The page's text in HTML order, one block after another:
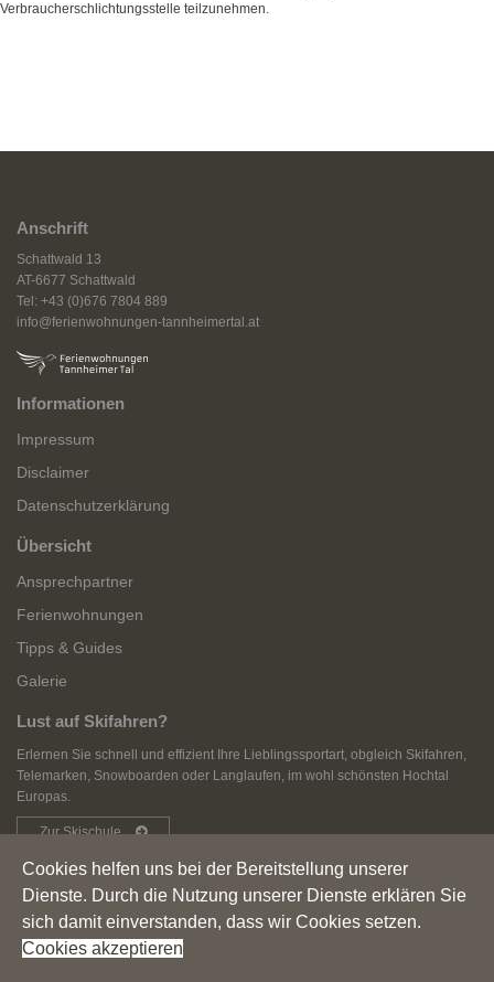
Verbraucherschlichtungsstelle teilzunehmen.
Anschrift
Schattwald 13
AT-6677 Schattwald
Tel: +43 (0)676 7804 889
info@ferienwohnungen-tannheimertal.at
Informationen
Impressum
Disclaimer
Datenschutzerklärung
Übersicht
Ansprechpartner
Ferienwohnungen
Tipps & Guides
Galerie
Lust auf Skifahren?
Erlernen Sie schnell und effizient Ihre Lieblingssportart, obgleich Skifahren,
Telemarken, Snowboarden oder Langlaufen, im wohl schönsten Hochtal
Europas.
Zur Skischule
Copyright © 2018 Ferienwohnungen Tannheimer Tal. Alle
Rechte vorbehalten.
Cookies helfen uns bei der Bereitstellung unserer
Dienste. Durch die Nutzung unserer Dienste erklären Sie
sich damit einverstanden, dass wir Cookies setzen.
Cookies akzeptieren